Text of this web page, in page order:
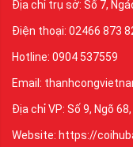
Địa chỉ trụ sở: Số 7,
Điện thoại: 02466 873
Hotline: 0904 537559
Email:
Địa chỉ VP: Số 9, Ngõ
Website: https://